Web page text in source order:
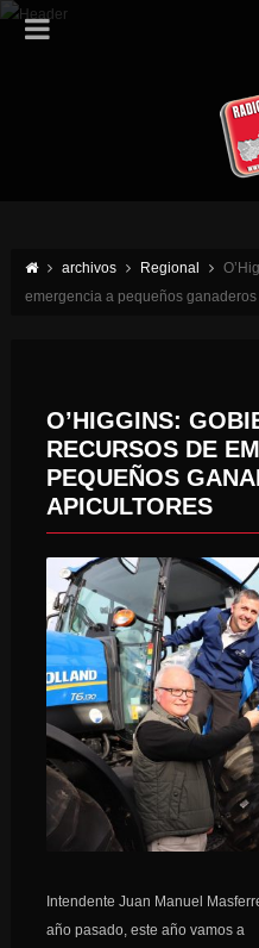
archivos Regional
emergencia a pequeños
O’HIGGINS:
RECURSOS DE
PEQUEÑOS
APICULTORES
Intendente Juan Manuel
año pasado, este año vamos a